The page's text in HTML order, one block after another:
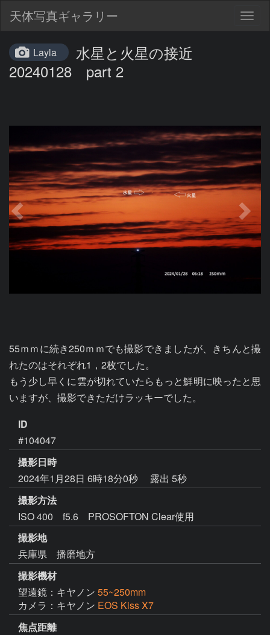
天体写真ギャラリー
Layla
水星と火星の接近
20240128 part 2
55ｍｍに続き250ｍｍでも撮影できましたが、きちんと撮
れたのはそれぞれ1，2枚でした。
もう少し早くに雲が切れていたらもっと鮮明に映ったと思
いますが、撮影できただけラッキーでした。
ID
#104047
撮影日時
2024年1月28日 6時18分0秒
露出 5秒
撮影方法
ISO 400 f5.6 PROSOFTON Clear使用
撮影地
兵庫県 播磨地方
撮影機材
望遠鏡：キヤノン 55~250mm
カメラ：キヤノン EOS Kiss X7
焦点距離